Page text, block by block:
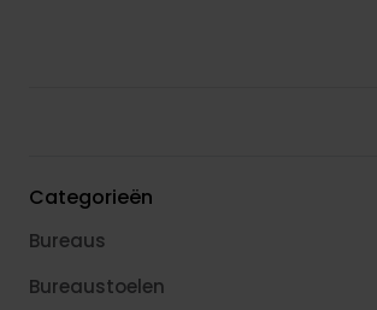
Categorieën
Bureaus
Bureaustoelen